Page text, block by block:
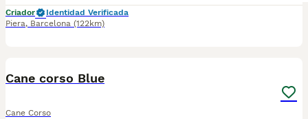
Criador
Identidad Verificada
Piera, Barcelona (122km)
Cane corso Blue
Cane Corso